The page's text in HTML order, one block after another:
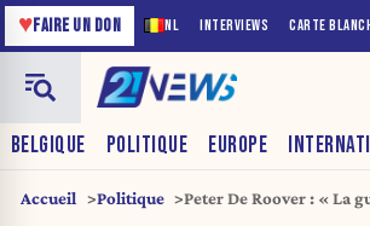
NL INTERVIEWS CARTE
♥FAIRE UN DON
BELGIQUE POLITIQUE EUROPE
Accueil Politique
Peter De Roover : « La